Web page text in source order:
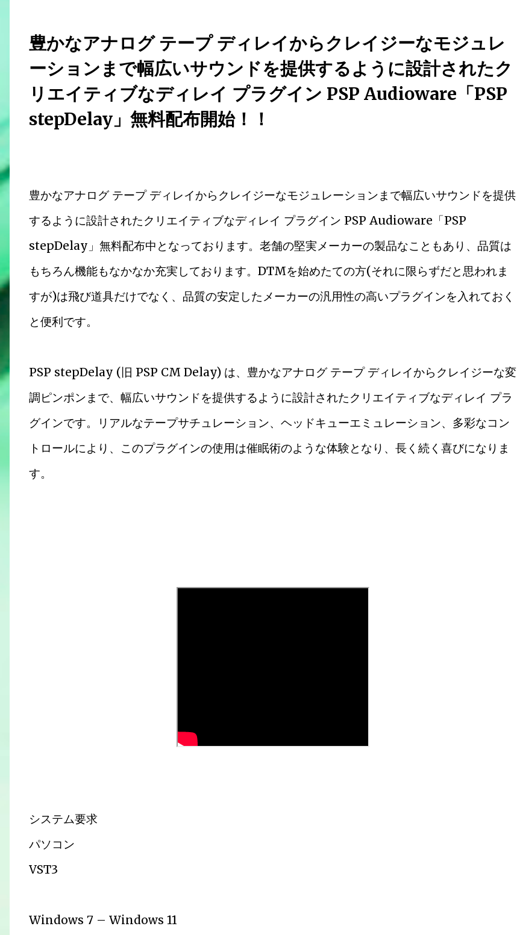
豊かなアナログ テープ ディレイからクレイジーなモジュレ
ーションまで幅広いサウンドを提供するように設計されたク
リエイティブなディレイ プラグイン PSP Audioware「PSP
stepDelay」無料配布開始！！
豊かなアナログ テープ ディレイからクレイジーなモジュレーションまで幅広いサウンドを提供
するように設計されたクリエイティブなディレイ プラグイン PSP Audioware「PSP
stepDelay」無料配布中となっております。老舗の堅実メーカーの製品なこともあり、品質は
もちろん機能もなかなか充実しております。DTMを始めたての方(それに限らずだと思われま
すが)は飛び道具だけでなく、品質の安定したメーカーの汎用性の高いプラグインを入れておく
と便利です。
PSP stepDelay (旧 PSP CM Delay) は、豊かなアナログ テープ ディレイからクレイジーな変
調ピンポンまで、幅広いサウンドを提供するように設計されたクリエイティブなディレイ プラ
グインです。リアルなテープサチュレーション、ヘッドキューエミュレーション、多彩なコン
トロールにより、このプラグインの使用は催眠術のような体験となり、長く続く喜びになりま
す。
システム要求
パソコン
VST3
Windows 7 – Windows 11